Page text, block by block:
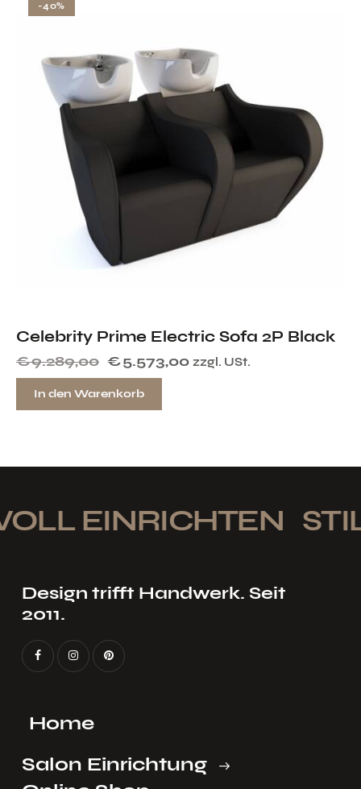
-40%
Celebrity Prime Electric Sofa 2P Black
€9.289,00 €5.573,00 zzgl. USt.
In den Warenkorb
EINRICHTEN
Design trifft Handwerk. Seit
2011.
Home
Salon Einrichtung